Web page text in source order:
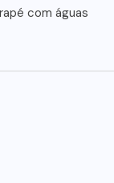
com águas